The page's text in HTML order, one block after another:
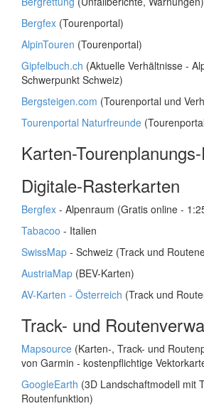
Bergfex (Tourenportal)
AlpinTouren (Tourenportal)
Gipfelbuch.ch (Aktuelle Verhältnisse -
Schwerpunkt Schweiz)
Bergsteigen.com (Tourenportal und
Tourenportal Naturfreunde
Karten-
Digitale-Rasterkarten
Bergfex - Alpenraum (Gratis online -
Tabacoo - Italien
SwissMap - Schweiz (Track und
AustriaMap (BEV-Karten)
AV-Karten - Österreich (Track und
Track- und
Mapsource (Karten-, Track- und
von Garmin - kostenpflichtige
GoogleEarth (3D Landschaftmodell mit
Routenfunktion)